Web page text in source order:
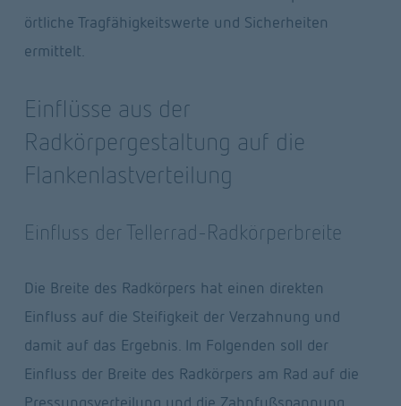
örtliche Tragfähigkeitswerte und Sicherheiten
ermittelt.
Einflüsse aus der
Radkörpergestaltung auf die
Flankenlastverteilung
Einfluss der Tellerrad-Radkörperbreite
Die Breite des Radkörpers hat einen direkten
Einfluss auf die Steifigkeit der Verzahnung und
damit auf das Ergebnis. Im Folgenden soll der
Einfluss der Breite des Radkörpers am Rad auf die
Pressungsverteilung und die Zahnfußspannung